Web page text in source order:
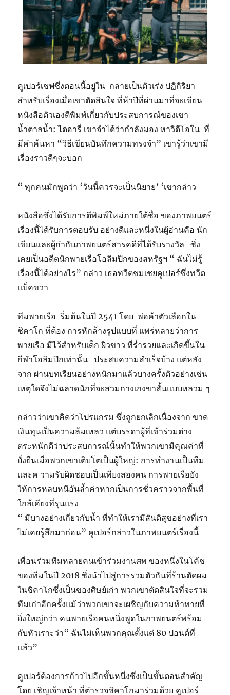
คูเปอร์เชฟซึ่งตอนนี้อยู่ใน กลายเป็นตัวเร่ง ปฏิกิริยา
สำหรับเรื่องเมื่อเขาตัดสินใจ ที่ห้าปีที่ผ่านมาที่จะเขียน
หนังสือตัวเองตีพิมพ์เกี่ยวกับประสบการณ์ของเขา
น้ำตาลน้ำ: ไดอารี่ เขาจำได้ว่ากำลังมอง หาวิดีโอใน ที่
มีคำค้นหา “วิธีเขียนบันทึกความทรงจำ” เขารู้ว่าเขามี
เรื่องราวดีๆจะบอก
“ ทุกคนมักพูดว่า ‘วันนี้ควรจะเป็นนิยาย’ ‘เขากล่าว
หนังสือซึ่งได้รับการตีพิมพ์ใหม่ภายใต้ชื่อ ของภาพยนตร์
เรื่องนี้ได้รับการตอบรับ อย่างดีและหนึ่งในผู้อ่านคือ นัก
เขียนและผู้กำกับภาพยนตร์สารคดีที่ได้รับรางวัล ซึ่ง
เคยเป็นอดีตนักพายเรือโอลิมปิกของสหรัฐฯ “ ฉันไม่รู้
เรื่องนี้ได้อย่างไร” กล่าว เธอทวีตชมเชยคูเปอร์ซึ่งทวีต
แบ็คขวา
ทีมพายเรือ ริ่มต้นในปี 2541 โดย พ่อค้าตัวเลือกใน
ชิคาโก ที่ต้อง การหักล้างรูปแบบที่ แพร่หลายว่าการ
พายเรือ มีไว้สำหรับเด็ก ผิวขาว ที่ร่ำรวยและเกิดขึ้นใน
กีฬาโอลิมปิกเท่านั้น ประสบความสำเร็จบ้าง แต่หลัง
จาก ผ่านบทเรียนอย่างหนักมาแล้วบางครั้งตัวอย่างเช่น
เหตุใดจึงไม่ฉลาดนักที่จะสวมกางเกงขาสั้นแบบหลวม ๆ
กล่าวว่าเขาคิดว่าโปรแกรม ซึ่งถูกยกเลิกเนื่องจาก ขาด
เงินทุนเป็นความล้มเหลว แต่บรรดาผู้ที่เข้าร่วมต่าง
ตระหนักดีว่าประสบการณ์นั้นทำให้พวกเขามีคุณค่าที่
ยั่งยืนเมื่อพวกเขาเติบโตเป็นผู้ใหญ่: การทำงานเป็นทีม
และค วามรับผิดชอบเป็นเพียงสองคน การพายเรือยัง
ให้การหลบหนีอันล้ำค่าหากเป็นการชั่วคราวจากพื้นที่
ใกล้เคียงที่รุนแรง
“ มีบางอย่างเกี่ยวกับน้ำ ที่ทำให้เรามีสันติสุขอย่างที่เรา
ไม่เคยรู้สึกมาก่อน” คูเปอร์กล่าวในภาพยนตร์เรื่องนี้
เพื่อนร่วมทีมหลายคนเข้าร่วมงานศพ ของหนึ่งในโค้ช
ของทีมในปี 2018 ซึ่งนำไปสู่การรวมตัวกันที่ร้านตัดผม
ในชิคาโกซึ่งเป็นของศิษย์เก่า พวกเขาตัดสินใจที่จะรวม
ทีมเก่าอีกครั้งแม้ว่าพวกเขาจะเผชิญกับความท้าทายที่
ยิ่งใหญ่กว่า คนพายเรือคนหนึ่งพูดในภาพยนตร์พร้อม
กับหัวเราะว่า“ ฉันไม่เห็นพวกคุณตั้งแต่ 80 ปอนด์ที่
แล้ว”
คูเปอร์ต้องการก้าวไปอีกขั้นหนึ่งซึ่งเป็นขั้นตอนสำคัญ
โดย เชิญเจ้าหน้า ที่ตำรวจชิคาโกมาร่วมด้วย คูเปอร์